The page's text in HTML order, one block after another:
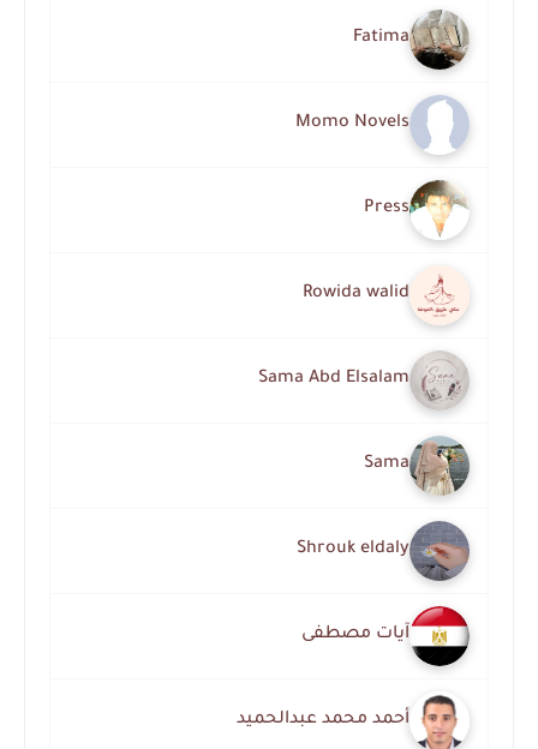
Fatima
Momo Novels
Press
Rowida walid
Sama Abd Elsalam
Sama
Shrouk eldaly
آيات مصطفى
أحمد محمد عبدالحميد